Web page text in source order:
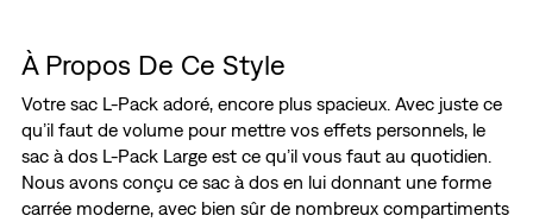
À Propos De Ce Style
Votre sac L-Pack adoré, encore plus spacieux. Avec juste ce
qu’il faut de volume pour mettre vos effets personnels, le
sac à dos L-Pack Large est ce qu’il vous faut au quotidien.
Nous avons conçu ce sac à dos en lui donnant une forme
carrée moderne, avec bien sûr de nombreux compartiments